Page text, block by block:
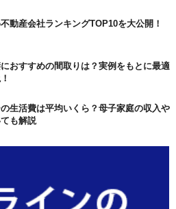
動産会社ランキングTOP10を大公開！
おすすめの間取りは？実例をもとに最適
生活費は平均いくら？母子家庭の収入や
も解説